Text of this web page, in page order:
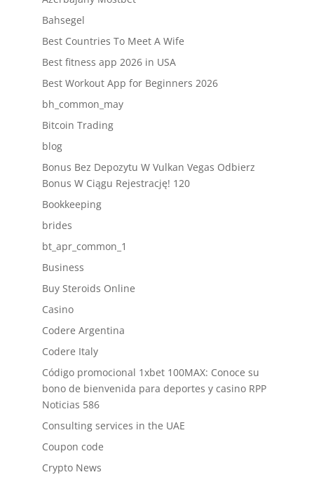
Bahsegel
Best Countries To Meet A Wife
Best fitness app 2026 in USA
Best Workout App for Beginners 2026
bh_common_may
Bitcoin Trading
blog
Bonus Bez Depozytu W Vulkan Vegas Odbierz
Bonus W Ciągu Rejestrację! 120
Bookkeeping
brides
bt_apr_common_1
Business
Buy Steroids Online
Casino
Codere Argentina
Codere Italy
Código promocional 1xbet 100MAX: Conoce su
bono de bienvenida para deportes y casino RPP
Noticias 586
Consulting services in the UAE
Coupon code
Crypto News